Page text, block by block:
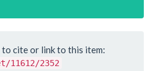
cite or link to this item:
2352